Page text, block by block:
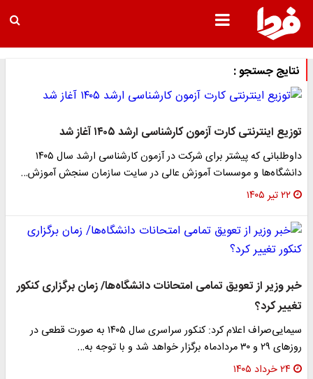
نتایج جستجو :
توزیع اینترنتی کارت آزمون کارشناسی ارشد ۱۴۰۵ آغاز شد
داوطلبانی که پیشتر برای شرکت در آزمون کارشناسی ارشد سال ۱۴۰۵
دانشگاه‌ها و موسسات آموزش عالی در سایت سازمان سنجش آموزش…
۲۲ تیر ۱۴۰۵
خبر وزیر از تعویق تمامی امتحانات دانشگاه‌ها/ زمان برگزاری کنکور
تغییر کرد؟
سیمایی‌صراف اعلام کرد: کنکور سراسری سال ۱۴۰۵ به صورت قطعی در
روزهای ۲۹ و ۳۰ مردادماه برگزار خواهد شد و با توجه به…
۲۴ خرداد ۱۴۰۵